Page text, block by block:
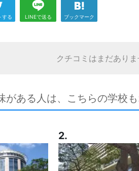
する LINEで送る ブックマーク
クチコミはまだあり
がある人は、こちらの学校
2.